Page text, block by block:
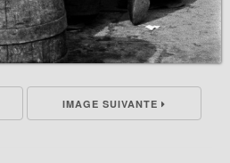
IMAGE SUIVANTE